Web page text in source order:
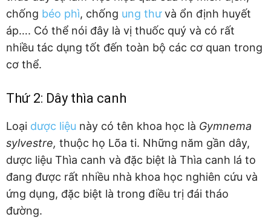
chống béo phì, chống ung thưvà ổn định huyết
áp…. Có thể nói đây là vị thuốc quý và có rất
nhiều tác dụng tốt đến toàn bộ các cơ quan trong
cơ thể.
Thứ 2: Dây thìa canh
Loại dược liệu này có tên khoa học là Gymnema
sylvestre, thuộc họ Lõa ti. Những năm gần dây,
dược liệu Thìa canh và đặc biệt là Thìa canh lá to
đang được rất nhiều nhà khoa học nghiên cứu và
ứng dụng, đặc biệt là trong điều trị đái tháo
đường.